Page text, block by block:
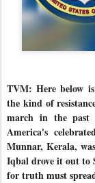
TVM: Here below
the kind of
march in the
America's
Munnar, Kerala,
Iqbal drove it out to
for truth must